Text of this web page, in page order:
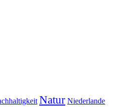
Natur Niederlande